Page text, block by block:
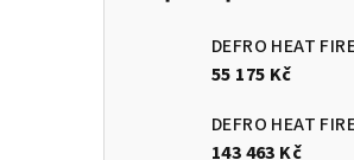
55 175 Kč
143 463 Kč